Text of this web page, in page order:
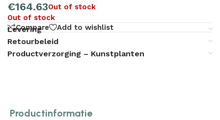
€164.63Out of stock
Out of stock
Compare
Add to wishlist
Levering
Retourbeleid
Productverzorging – Kunstplanten
Productinformatie